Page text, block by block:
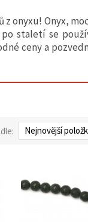
onyxu! Onyx,
staletí se
ceny a